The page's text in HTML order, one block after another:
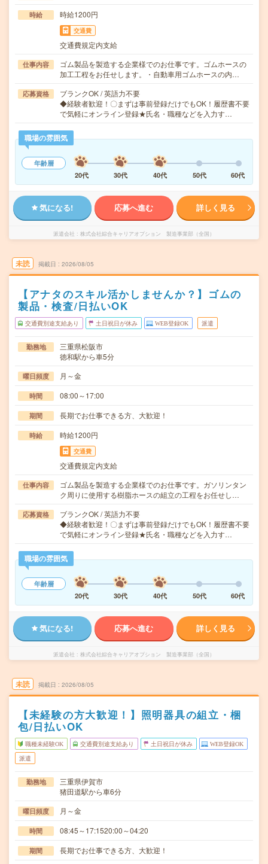
時給 時給1200円
交通費
交通費規定内支給
仕事内容
ゴム製品を製造する企業様でのお仕事です。ゴムホースの
加工工程をお任せします。・自動車用ゴムホースの内…
応募資格
ブランクOK / 英語力不要
◆経験者歓迎！〇まずは事前登録だけでもOK！履歴書不要
で気軽にオンライン登録★氏名・職種などを入力す…
職場の雰囲気
年齢層
20代
30代 40代 50代 60代
気になる! 応募へ進む 詳しく見る
派遣会社 株式会社綜合キャリアオプション 製造事業部（全国）
未読 掲載日 2026/08/05
【アナタのスキル活かしませんか？】ゴムの
製品・検査/日払いOK
交通費別途支給あり 土日祝日が休み WEB登録OK 派遣
勤務地
三重県松阪市
徳和駅から車5分
曜日頻度 月～金
時間 08:00～17:00
期間 長期でお仕事できる方、大歓迎！
時給 時給1200円
交通費
交通費規定内支給
仕事内容
ゴム製品を製造する企業様でのお仕事です。ガソリンタン
ク周りに使用する樹脂ホースの組立の工程をお任せし…
応募資格
ブランクOK / 英語力不要
◆経験者歓迎！〇まずは事前登録だけでもOK！履歴書不要
で気軽にオンライン登録★氏名・職種などを入力す…
職場の雰囲気
年齢層
20代
30代 40代 50代 60代
気になる! 応募へ進む 詳しく見る
派遣会社 株式会社綜合キャリアオプション 製造事業部（全国）
未読 掲載日 2026/08/05
【未経験の方大歓迎！】照明器具の組立・梱
包/日払いOK
職種未経験OK 交通費別途支給あり 土日祝日が休み WEB登録OK
派遣
勤務地
三重県伊賀市
猪田道駅から車6分
曜日頻度 月～金
時間 08:45～17:1520:00～04:20
期間 長期でお仕事できる方、大歓迎！